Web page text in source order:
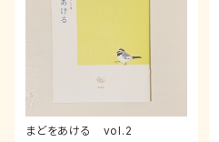
まどをあける vol.2